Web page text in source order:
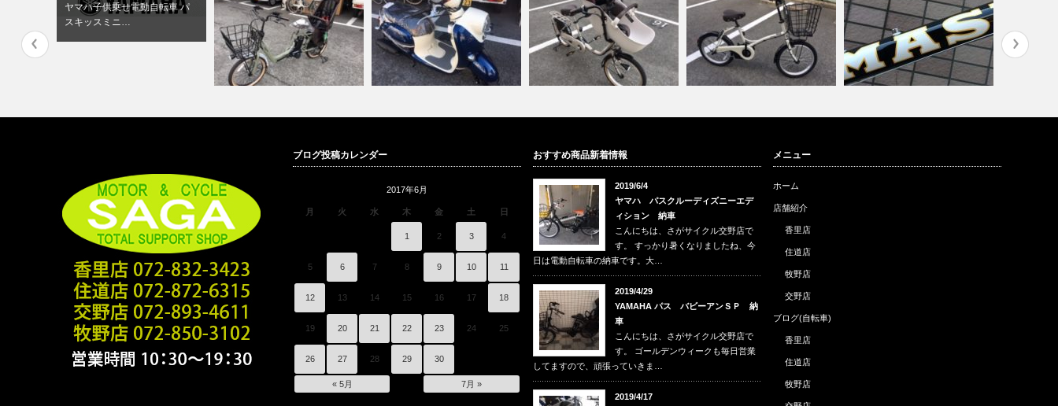
ヤマハ子供乗せ電動自転車 パ
スキッスミニ…
ームＤＸ 納…
ブログ投稿カレンダー
2017年6月
月 火 水 木 金 土 日
« 5月 7月 »
1 2 3 4
5 6 7 8 9 10 11
12 13 14 15 16 17 18
19 20 21 22 23 24 25
26 27 28 29 30
おすすめ商品新着情報
2019/6/4
ヤマハ パスクルーディズニーエデ
ィション 納車
こんにちは、さがサイクル交野店で
す。 すっかり暑くなりましたね、今
日は電動自転車の納車です。大…
2019/4/29
YAMAHA パス バビーアンＳＰ 納
車
こんにちは、さがサイクル交野店で
す。 ゴールデンウィークも毎日営業
してますので、頑張っていきま…
2019/4/17
メニュー
ホーム
店舗紹介
香里店
住道店
牧野店
交野店
ブログ(自転車)
香里店
住道店
牧野店